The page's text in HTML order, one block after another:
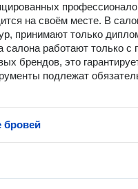
на своём месте. В
принимают только
салона работают только с
брендов, это
подлежат
бровей